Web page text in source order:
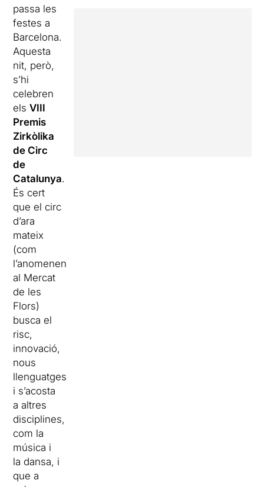
passa les
festes a
Barcelona.
Aquesta
nit, però,
s’hi
celebren
elsVIII
Premis
Zirkòlika
de Circ
de
Catalunya.
És cert
que el circ
d’ara
mateix
(com
l’anomenen
al Mercat
de les
Flors)
busca el
risc,
innovació,
nous
llenguatges
i s’acosta
a altres
disciplines,
com la
música i
la dansa, i
que a